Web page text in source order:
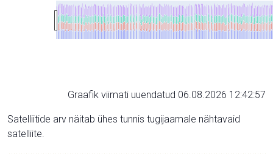
Graafik viimati uuendatud 06.08.2026 12:42:57
Satelliitide arv näitab ühes tunnis tugijaamale nähtavaid
satelliite.